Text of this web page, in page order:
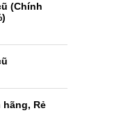
(Chính
hãng, Rẻ